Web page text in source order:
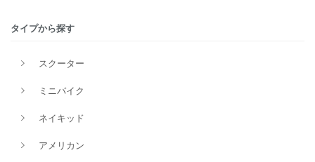
タイプから探す
スクーター
ミニバイク
ネイキッド
アメリカン